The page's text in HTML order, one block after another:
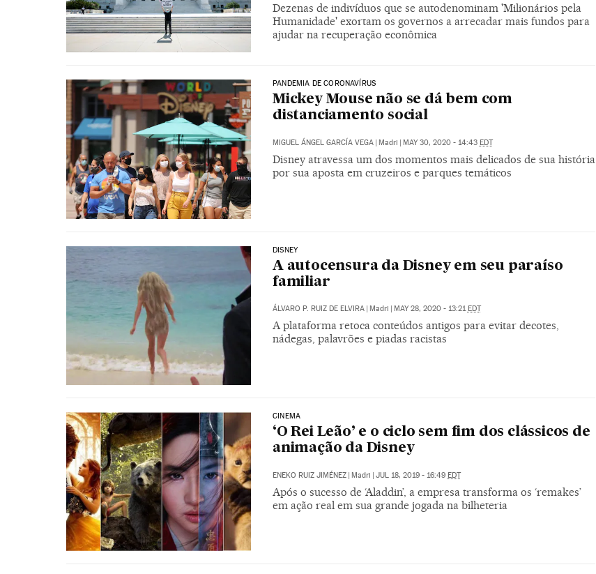
Dezenas de indivíduos que se autodenominam 'Milionários pela
Humanidade' exortam os governos a arrecadar mais fundos para
ajudar na recuperação econômica
PANDEMIA DE CORONAVÍRUS
Mickey Mouse não se dá bem com
distanciamento social
MIGUEL ÁNGEL GARCÍA VEGA | Madri | MAY 30, 2020 - 14:43 EDT
Disney atravessa um dos momentos mais delicados de sua história
por sua aposta em cruzeiros e parques temáticos
DISNEY
A autocensura da Disney em seu paraíso
familiar
ÁLVARO P. RUIZ DE ELVIRA Madri MAY 28, 2020 - 13:21 EDT
A plataforma retoca conteúdos antigos para evitar decotes,
nádegas, palavrões e piadas racistas
CINEMA
‘O Rei Leão’ e o ciclo sem fim dos clássicos de
animação da Disney
ENEKO RUIZ JIMÉNEZ | Madri | JUL 18, 2019 - 16:49 EDT
Após o sucesso de ‘Aladdin’, a empresa transforma os ‘remakes’
em ação real em sua grande jogada na bilheteria